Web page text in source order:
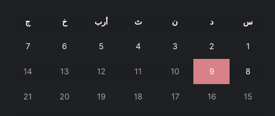
س د ن ث أرب خ ج
1
2
3
4
5
6
7
8
9
10
11
12
13
14
15
16
17
18
19
20
21